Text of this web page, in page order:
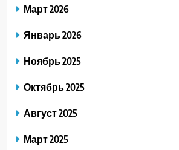
Март 2026
Январь 2026
Ноябрь 2025
Октябрь 2025
Август 2025
Март 2025